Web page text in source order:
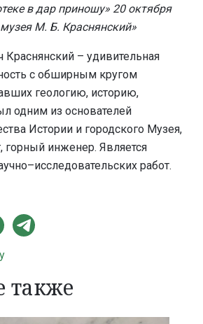
в дар приношу» 20 октября
музея М. Б. Краснянский»
Краснянский – удивительная
с обширным кругом
геологию, историю,
одним из основателей
Истории и городского Музея,
горный инженер. Является
работ.
также